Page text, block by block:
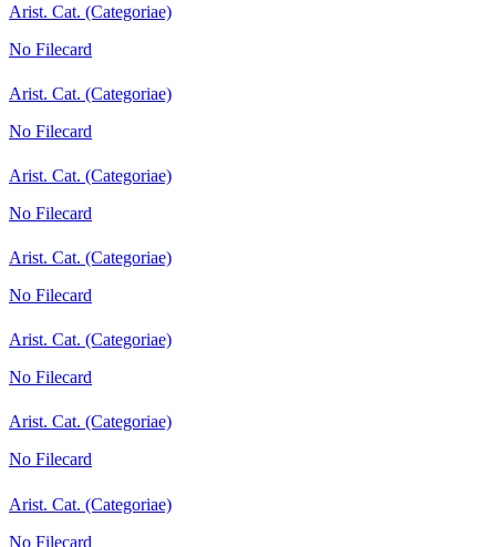
Arist. Cat. (Categoriae)
No Filecard
Arist. Cat. (Categoriae)
No Filecard
Arist. Cat. (Categoriae)
No Filecard
Arist. Cat. (Categoriae)
No Filecard
Arist. Cat. (Categoriae)
No Filecard
Arist. Cat. (Categoriae)
No Filecard
Arist. Cat. (Categoriae)
No Filecard